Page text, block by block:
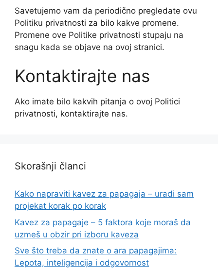
Savetujemo vam da periodično pregledate ovu
Politiku privatnosti za bilo kakve promene.
Promene ove Politike privatnosti stupaju na
snagu kada se objave na ovoj stranici.
Kontaktirajte nas
Ako imate bilo kakvih pitanja o ovoj Politici
privatnosti, kontaktirajte nas.
Skorašnji članci
Kako napraviti kavez za papagaja – uradi sam
projekat korak po korak
Kavez za papagaje – 5 faktora koje moraš da
uzmeš u obzir pri izboru kaveza
Sve što treba da znate o ara papagajima:
Lepota, inteligencija i odgovornost